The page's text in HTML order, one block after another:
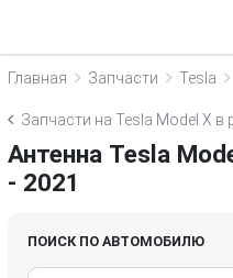
Главная Запчасти Tesla
Запчасти на Tesla Model X в
Антенна Tesla
- 2021
ПОИСК ПО АВТОМОБИЛЮ